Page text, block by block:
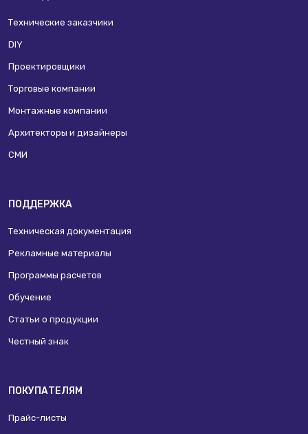
Технические заказчики
DIY
Проектировщики
Торговые компании
Монтажные компании
Архитекторы и дизайнеры
СМИ
ПОДДЕРЖКА
Техническая документация
Рекламные материалы
Программы расчетов
Обучение
Статьи о продукции
Честный знак
ПОКУПАТЕЛЯМ
Прайс-листы